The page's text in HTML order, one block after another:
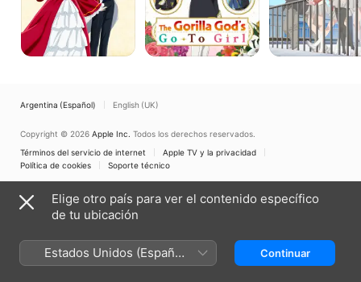
Argentina (Español) English (UK)
Copyright © 2026 Apple Inc. Todos los derechos reservados.
Términos del servicio de internet
Apple TV y la privacidad
Política de cookies
Soporte técnico
Elige otro país para ver el contenido específico
de tu ubicación
Estados Unidos (Español
México)
Continuar